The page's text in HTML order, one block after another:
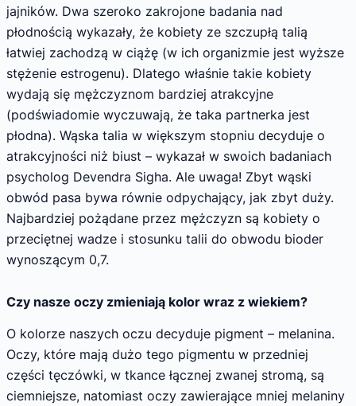
jajników. Dwa szeroko zakrojone badania nad
płodnością wykazały, że kobiety ze szczupłą talią
łatwiej zachodzą w ciążę (w ich organizmie jest wyższe
stężenie estrogenu). Dlatego właśnie takie kobiety
wydają się mężczyznom bardziej atrakcyjne
(podświadomie wyczuwają, że taka partnerka jest
płodna). Wąska talia w większym stopniu decyduje o
atrakcyjności niż biust – wykazał w swoich badaniach
psycholog Devendra Sigha. Ale uwaga! Zbyt wąski
obwód pasa bywa równie odpychający, jak zbyt duży.
Najbardziej pożądane przez mężczyzn są kobiety o
przeciętnej wadze i stosunku talii do obwodu bioder
wynoszącym 0,7.
Czy nasze oczy zmieniają kolor wraz z wiekiem?
O kolorze naszych oczu decyduje pigment – melanina.
Oczy, które mają dużo tego pigmentu w przedniej
części tęczówki, w tkance łącznej zwanej stromą, są
ciemniejsze, natomiast oczy zawierające mniej melaniny